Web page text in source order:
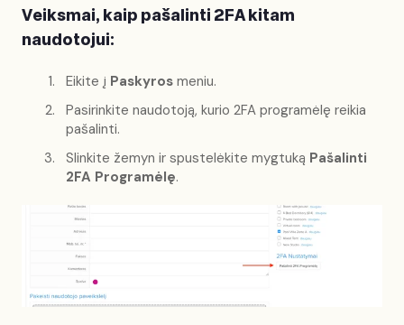
Veiksmai, kaip pašalinti 2FA kitam
naudotojui:
Eikite į Paskyros meniu.
Pasirinkite naudotoją, kurio 2FA programėlę reikia
pašalinti.
Slinkite žemyn ir spustelėkite mygtuką Pašalinti
2FA Programėlę.